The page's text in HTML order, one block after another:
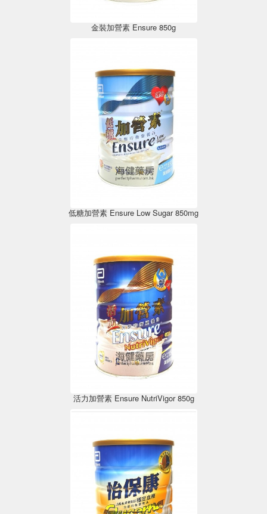
金裝加營素 Ensure 850g
低糖加營素 Ensure Low Sugar 850mg
活力加營素 Ensure NutriVigor 850g